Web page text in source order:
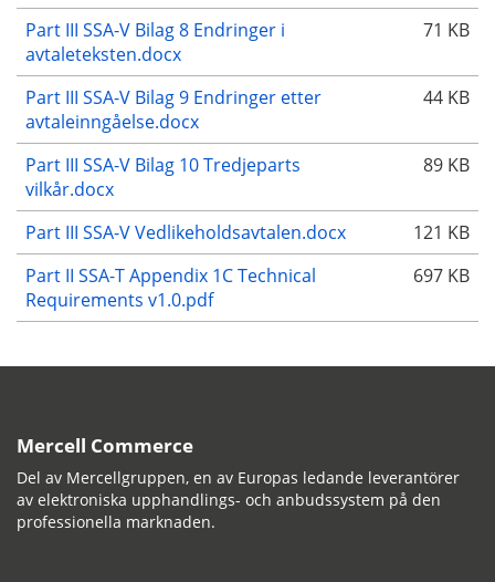
Part III SSA-V Bilag 8 Endringer i
avtaleteksten.docx
71 KB
Part III SSA-V Bilag 9 Endringer etter
avtaleinngåelse.docx
44 KB
Part III SSA-V Bilag 10 Tredjeparts
vilkår.docx
89 KB
Part III SSA-V Vedlikeholdsavtalen.docx
121 KB
Part II SSA-T Appendix 1C Technical
Requirements v1.0.pdf
697 KB
Mercell Commerce
Del av Mercellgruppen, en av Europas ledande leverantörer
av elektroniska upphandlings- och anbudssystem på den
professionella marknaden.